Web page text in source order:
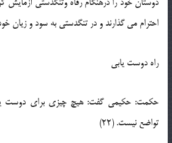
احترام مي گذارند و در تنگدستي به سود و زيان خود
راه دوست يابي
حکمت: حکيمي گفت: هيچ چيزي براي دوست
تواضع نيست. (22)